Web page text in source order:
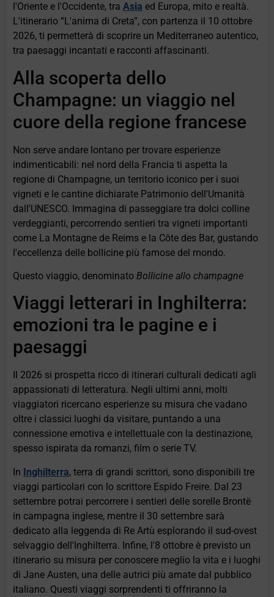
l'Oriente e l'Occidente, traAsia ed Europa, mito e realtà.
L'itinerario “L'anima di Creta”, con partenza il 10 ottobre
2026, ti permetterà di scoprire un Mediterraneo autentico,
tra paesaggi incantati e racconti affascinanti.
Alla scoperta dello
Champagne: un viaggio nel
cuore della regione francese
Non serve andare lontano per trovare esperienze
indimenticabili: nel nord della Francia ti aspetta la
regione di Champagne, un territorio iconico per i suoi
vigneti e le cantine dichiarate Patrimonio dell'Umanità
dall'UNESCO. Immagina di passeggiare tra dolci colline
verdeggianti, percorrendo sentieri tra vigneti importanti
come La Montagne de Reims e la Côte des Bar, gustando
l'eccellenza delle bollicine più famose del mondo.
Questo viaggio, denominatoBollicine allo champagne
Viaggi letterari in Inghilterra:
emozioni tra le pagine e i
paesaggi
Il 2026 si prospetta ricco di itinerari culturali dedicati agli
appassionati di letteratura. Negli ultimi anni, molti
viaggiatori ricercano esperienze su misura che vadano
oltre i classici luoghi da visitare, puntando a una
connessione emotiva e intellettuale con la destinazione,
spesso ispirata da romanzi, film o serie TV.
In Inghilterra, terra di grandi scrittori, sono disponibili tre
viaggi particolari con lo scrittore Espido Freire. Dal 23
settembre potrai percorrere i sentieri delle sorelle Brontë
in campagna inglese, mentre il 30 settembre sarà
dedicato alla leggenda di Re Artù esplorando il sud-ovest
selvaggio dell'Inghilterra. Infine, l'8 ottobre è previsto un
itinerario su misura per conoscere meglio la vita e i luoghi
di Jane Austen, una delle autrici più amate dal pubblico
italiano. Questi viaggi sorprendenti ti offriranno la